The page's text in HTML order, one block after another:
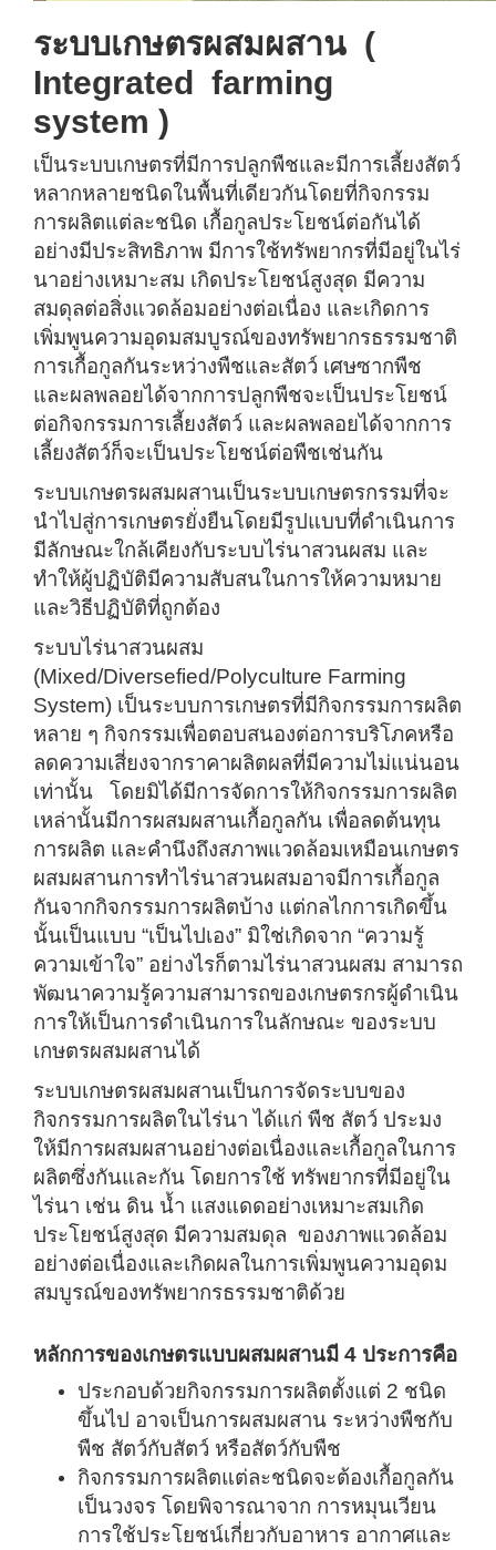
ระบบเกษตรผสมผสาน (
Integrated farming
system )
เป็นระบบเกษตรที่มีการปลูกพืชและมีการเลี้ยงสัตว์
หลากหลายชนิดในพื้นที่เดียวกันโดยที่กิจกรรม
การผลิตแต่ละชนิด เกื้อกูลประโยชน์ต่อกันได้
อย่างมีประสิทธิภาพ มีการใช้ทรัพยากรที่มีอยู่ในไร่
นาอย่างเหมาะสม เกิดประโยชน์สูงสุด มีความ
สมดุลต่อสิ่งแวดล้อมอย่างต่อเนื่อง และเกิดการ
เพิ่มพูนความอุดมสมบูรณ์ของทรัพยากรธรรมชาติ
การเกื้อกูลกันระหว่างพืชและสัตว์ เศษซากพืช
และผลพลอยได้จากการปลูกพืชจะเป็นประโยชน์
ต่อกิจกรรมการเลี้ยงสัตว์ และผลพลอยได้จากการ
เลี้ยงสัตว์ก็จะเป็นประโยชน์ต่อพืชเช่นกัน
ระบบเกษตรผสมผสานเป็นระบบเกษตรกรรมที่จะ
นำไปสู่การเกษตรยั่งยืนโดยมีรูปแบบที่ดำเนินการ
มีลักษณะใกล้เคียงกับระบบไร่นาสวนผสม และ
ทำให้ผู้ปฏิบัติมีความสับสนในการให้ความหมาย
และวิธีปฏิบัติที่ถูกต้อง
ระบบไร่นาสวนผสม
(Mixed/Diversefied/Polyculture Farming
System) เป็นระบบการเกษตรที่มีกิจกรรมการผลิต
หลาย ๆ กิจกรรมเพื่อตอบสนองต่อการบริโภคหรือ
ลดความเสี่ยงจากราคาผลิตผลที่มีความไม่แน่นอน
เท่านั้น โดยมิได้มีการจัดการให้กิจกรรมการผลิต
เหล่านั้นมีการผสมผสานเกื้อกูลกัน เพื่อลดต้นทุน
การผลิต และคำนึงถึงสภาพแวดล้อมเหมือนเกษตร
ผสมผสานการทำไร่นาสวนผสมอาจมีการเกื้อกูล
กันจากกิจกรรมการผลิตบ้าง แต่กลไกการเกิดขึ้น
นั้นเป็นแบบ “เป็นไปเอง” มิใช่เกิดจาก “ความรู้
ความเข้าใจ” อย่างไรก็ตามไร่นาสวนผสม สามารถ
พัฒนาความรู้ความสามารถของเกษตรกรผู้ดำเนิน
การให้เป็นการดำเนินการในลักษณะ ของระบบ
เกษตรผสมผสานได้
ระบบเกษตรผสมผสานเป็นการจัดระบบของ
กิจกรรมการผลิตในไร่นา ได้แก่ พืช สัตว์ ประมง
ให้มีการผสมผสานอย่างต่อเนื่องและเกื้อกูลในการ
ผลิตซึ่งกันและกัน โดยการใช้ ทรัพยากรที่มีอยู่ใน
ไร่นา เช่น ดิน น้ำ แสงแดดอย่างเหมาะสมเกิด
ประโยชน์สูงสุด มีความสมดุล ของภาพแวดล้อม
อย่างต่อเนื่องและเกิดผลในการเพิ่มพูนความอุดม
สมบูรณ์ของทรัพยากรธรรมชาติด้วย
หลักการของเกษตรแบบผสมผสานมี 4 ประการคือ
ประกอบด้วยกิจกรรมการผลิตตั้งแต่ 2 ชนิด
ขึ้นไป อาจเป็นการผสมผสาน ระหว่างพืชกับ
พืช สัตว์กับสัตว์ หรือสัตว์กับพืช
กิจกรรมการผลิตแต่ละชนิดจะต้องเกื้อกูลกัน
เป็นวงจร โดยพิจารณาจาก การหมุนเวียน
การใช้ประโยชน์เกี่ยวกับอาหาร อากาศและ